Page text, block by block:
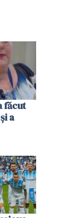
făcut
a